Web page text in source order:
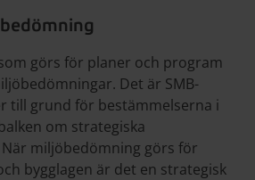
görs för planer och program
Det är SMB-
till grund för bestämmelserna i
om strategiska
miljöbedömning görs för
bygglagen är det en strategisk